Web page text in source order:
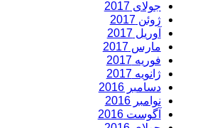
جولای 2017
ژوئن 2017
آوریل 2017
مارس 2017
فوریه 2017
ژانویه 2017
دسامبر 2016
نوامبر 2016
آگوست 2016